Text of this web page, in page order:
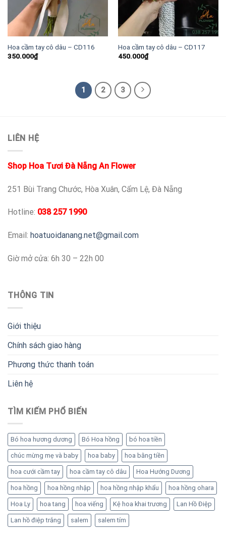
Hoa cầm tay cô dâu – CD116
350.000₫
Hoa cầm tay cô dâu – CD117
450.000₫
1 2 3
LIÊN HỆ
Shop Hoa Tươi Đà Nẵng An Flower
251 Bùi Trang Chước, Hòa Xuân, Cẩm Lệ, Đà Nẵng
Hotline: 038 257 1990
Email: hoatuoidanang.net@gmail.com
Giờ mở cửa: 6h 30 – 22h 00
THÔNG TIN
Giới thiệu
Chính sách giao hàng
Phương thức thanh toán
Liên hệ
TÌM KIẾM PHỔ BIẾN
Bó hoa hương dương Bó Hoa hồng bó hoa tiền
chúc mừng mẹ và baby hoa baby hoa bằng tiền
hoa cưới cầm tay hoa cầm tay cô dâu Hoa Hướng Dương
hoa hồng hoa hồng nhập hoa hồng nhập khẩu hoa hồng ohara
Hoa Ly hoa tang hoa viếng Kệ hoa khai trương Lan Hồ Điệp
Lan hồ điệp trắng salem salem tím